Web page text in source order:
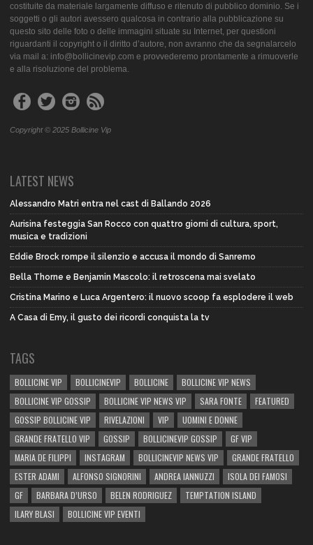
costituite da materiale largamente diffuso e ritenuto di pubblico dominio. Se i
soggetti o gli autori avessero qualcosa in contrario alla pubblicazione su
questo sito delle foto o delle immagini situate su Internet, per questioni
riguardanti il copyright o il diritto d’autore, non avranno che da segnalarcelo
via mail a: info@bollicinevip.com e provvederemo prontamente a rimuoverle
e alla risoluzione del problema.
Copyright © 2025 Bollicine Vip
LATEST NEWS
Alessandro Matri entra nel cast di Ballando 2026
Aurisina festeggia San Rocco con quattro giorni di cultura, sport,
musica e tradizioni
Eddie Brock rompe il silenzio e accusa il mondo di Sanremo
Bella Thorne e Benjamin Mascolo: il retroscena mai svelato
Cristina Marino e Luca Argentero: il nuovo scoop fa esplodere il web
A Casa di Emy, il gusto dei ricordi conquista la tv
TAGS
BOLLICINE VIP BOLLICINEVIP BOLLICINE
BOLLICINE VIP NEWS
BOLLICINE VIP GOSSIP
BOLLICINE VIP NEWS VIP SARA FONTE
FEATURED
GOSSIP BOLLICINE VIP
RIVELAZIONI VIP
UOMINI E DONNE
GRANDE FRATELLO VIP
GOSSIP BOLLICINEVIP GOSSIP
GF VIP
MARIA DE FILIPPI
INSTAGRAM BOLLICINEVIP NEWS VIP
GRANDE FRATELLO
ESTER ADAMI
ALFONSO SIGNORINI ANDREA IANNUZZI
ISOLA DEI FAMOSI
GF
BARBARA D’URSO BELEN RODRIGUEZ
TEMPTATION ISLAND
ILARY BLASI
BOLLICINE VIP EVENTI